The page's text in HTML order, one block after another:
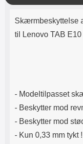
Lyttetid: cirka 4 timer
Skærmbeskyttelse
til Lenovo TAB
- Modeltilpasset
- Beskytter mod
- Beskytter mod
- Kun 0,33 mm tykt !